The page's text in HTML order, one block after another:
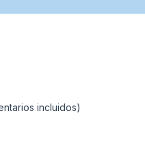
incluidos)